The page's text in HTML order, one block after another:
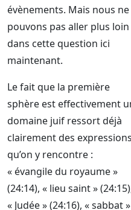
évènements. Mais nous ne
pouvons pas aller plus loin
dans cette question ici
maintenant.
Le fait que la première
sphère est effectivement
domaine juif ressort déjà
clairement des expressions
qu’on y rencontre :
« évangile du royaume »
(24:14), « lieu saint »
« Judée » (24:16), « sabbat »